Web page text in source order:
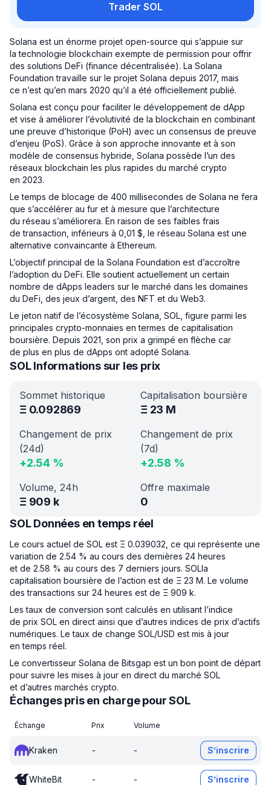
Trader SOL
Solana est un énorme projet open-source qui s’appuie sur
la technologie blockchain exempte de permission pour offrir
des solutions DeFi (finance décentralisée). La Solana
Foundation travaille sur le projet Solana depuis 2017, mais
ce n’est qu’en mars 2020 qu’il a été officiellement publié.
Solana est conçu pour faciliter le développement de dApp
et vise à améliorer l’évolutivité de la blockchain en combinant
une preuve d’historique (PoH) avec un consensus de preuve
d’enjeu (PoS). Grâce à son approche innovante et à son
modèle de consensus hybride, Solana possède l’un des
réseaux blockchain les plus rapides du marché crypto
en 2023.
Le temps de blocage de 400 millisecondes de Solana ne fera
que s’accélérer au fur et à mesure que l’architecture
du réseau s’améliorera. En raison de ses faibles frais
de transaction, inférieurs à 0,01 $, le réseau Solana est une
alternative convaincante à Ethereum.
L’objectif principal de la Solana Foundation est d’accroître
l’adoption du DeFi. Elle soutient actuellement un certain
nombre de dApps leaders sur le marché dans les domaines
du DeFi, des jeux d’argent, des NFT et du Web3.
Le jeton natif de l’écosystème Solana, SOL, figure parmi les
principales crypto-monnaies en termes de capitalisation
boursière. Depuis 2021, son prix a grimpé en flèche car
de plus en plus de dApps ont adopté Solana.
SOL Informations sur les prix
Sommet historique
Ξ 0.092869
Capitalisation boursière
Ξ 23 M
Changement de prix
(24d)
+2.54 %
Changement de prix
(7d)
+2.58 %
Volume, 24h
Ξ 909 k
Offre maximale
0
SOL Données en temps réel
Le cours actuel de SOL est Ξ 0.039032, ce qui représente une
variation de 2.54 % au cours des dernières 24 heures
et de 2.58 % au cours des 7 derniers jours. SOLla
capitalisation boursière de l’action est de Ξ 23 M. Le volume
des transactions sur 24 heures est de Ξ 909 k.
Les taux de conversion sont calculés en utilisant l’indice
de prix SOL en direct ainsi que d’autres indices de prix d’actifs
numériques. Le taux de change SOL/USD est mis à jour
en temps réel.
Le convertisseur Solana de Bitsgap est un bon point de départ
pour suivre les mises à jour en direct du marché SOL
et d’autres marchés crypto.
Échanges pris en charge pour SOL
Échange Prix Volume
Kraken - - S’inscrire
WhiteBit - - S’inscrire